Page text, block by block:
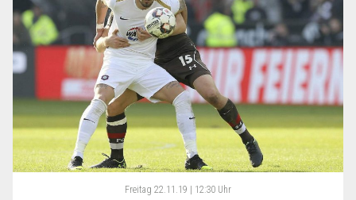
Freitag 22.11.19 | 12:30 Uhr